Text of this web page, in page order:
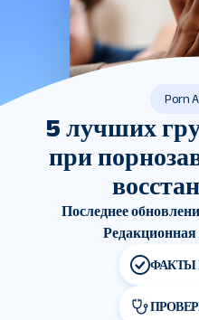
Porn
5 лучших
при
Последнее
ФАКТЫ